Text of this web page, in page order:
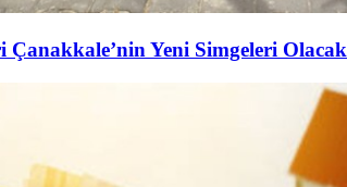
Çanakkale’nin Yeni Simgeleri Olacak